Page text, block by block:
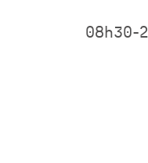
08h30-